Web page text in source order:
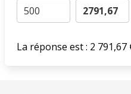
La réponse est : 2 791,67